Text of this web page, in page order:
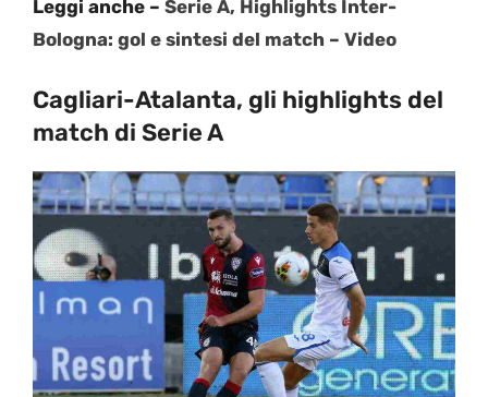
Leggi anche – Serie A, Highlights Inter-
Bologna: gol e sintesi del match – Video
Cagliari-Atalanta, gli highlights del
match di Serie A